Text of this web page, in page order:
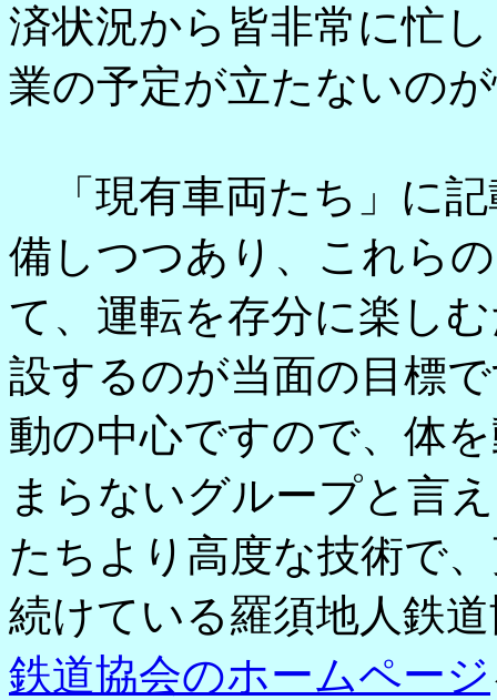
済状況から皆非常に忙
業の予定が立たないの
「現有車両たち」に
備しつつあり、これら
て、運転を存分に楽し
設するのが当面の目標
動の中心ですので、体
まらないグループと言
たちより高度な技術で
続けている羅須地人鉄
鉄道協会のホームページ